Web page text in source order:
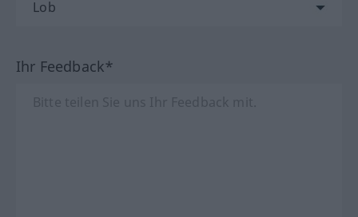
Ihr Feedback*